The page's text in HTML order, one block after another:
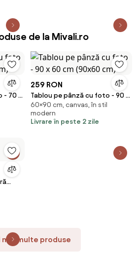
de la Mivali.ro
259 RON
Tablou pe pânză cu foto - 90 x
60 cm (90x60 cm)
60×90 cm, canvas, în stil
modern
Livrare în peste 2 zile
mai multe produse